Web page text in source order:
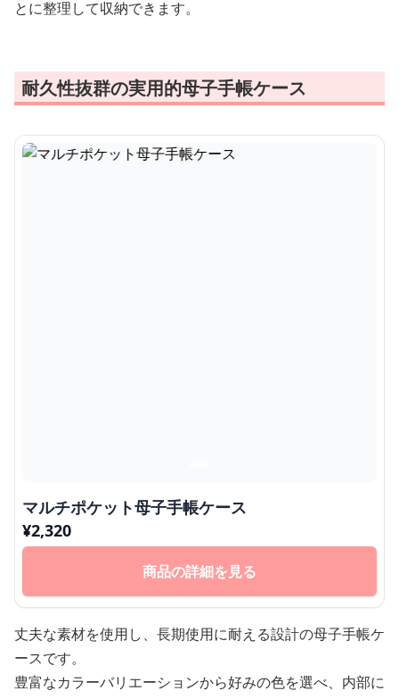
とに整理して収納できます。
耐久性抜群の実用的母子手帳ケース
マルチポケット母子手帳ケース
¥2,320
商品の詳細を見る
丈夫な素材を使用し、長期使用に耐える設計の母子手帳ケ
ースです。
豊富なカラーバリエーションから好みの色を選べ、内部に